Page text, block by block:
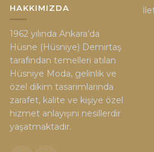
HAKKIMIZDA
1962 yılında Ankara’da
Hüsne (Hüsniye) Demirtaş
tarafından temelleri atılan
Hüsniye Moda, gelinlik ve
özel dikim tasarımlarında
zarafet, kalite ve kişiye özel
hizmet anlayışını nesillerdir
yaşatmaktadır.